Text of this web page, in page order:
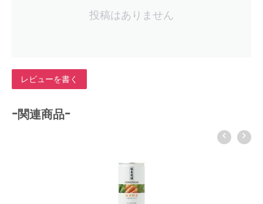
投稿はありません
レビューを書く
-関連商品-